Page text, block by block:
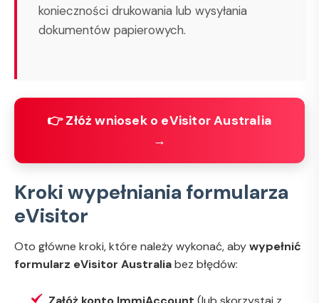
konieczności drukowania lub wysyłania
dokumentów papierowych.
👉 Złóż wniosek o eVisitor Australia
→
Kroki wypełniania formularza
eVisitor
Oto główne kroki, które należy wykonać, abywypełnić
formularz eVisitor Australiabez błędów: